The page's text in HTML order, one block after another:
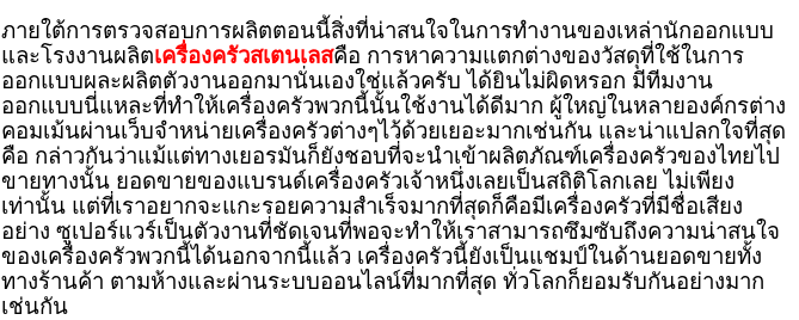
ภายใต้การตรวจสอบการผลิตตอนนี้สิ่งที่น่าสนใจในการทำงานของเหล่านักออกแบบ
และโรงงานผลิตเครื่องครัวสเตนเลสคือ การหาความแตกต่างของวัสดุที่ใช้ในการ
ออกแบบผละผลิตตัวงานออกมานั่นเองใช่แล้วครับ ได้ยินไม่ผิดหรอก มีทีมงาน
ออกแบบนี่แหละที่ทำให้เครื่องครัวพวกนี้นั้นใช้งานได้ดีมาก ผู้ใหญ่ในหลายองค์กรต่าง
คอมเม้นผ่านเว็บจำหน่ายเครื่องครัวต่างๆไว้ด้วยเยอะมากเช่นกัน และน่าแปลกใจที่สุด
คือ กล่าวกันว่าแม้แต่ทางเยอรมันก็ยังชอบที่จะนำเข้าผลิตภัณฑ์เครื่องครัวของไทยไป
ขายทางนั้น ยอดขายของแบรนด์เครื่องครัวเจ้าหนึ่งเลยเป็นสถิติโลกเลย ไม่เพียง
เท่านั้น แต่ที่เราอยากจะแกะรอยความสำเร็จมากที่สุดก็คือมีเครื่องครัวที่มีชื่อเสียง
อย่าง ซูเปอร์แวร์เป็นตัวงานที่ชัดเจนที่พอจะทำให้เราสามารถซึมซับถึงความน่าสนใจ
ของเครื่องครัวพวกนี้ได้นอกจากนี้แล้ว เครื่องครัวนี้ยังเป็นแชมป์ในด้านยอดขายทั้ง
ทางร้านค้า ตามห้างและผ่านระบบออนไลน์ที่มากที่สุด ทั่วโลกก็ยอมรับกันอย่างมาก
เช่นกัน